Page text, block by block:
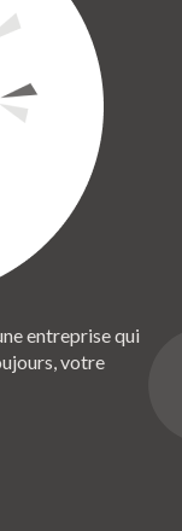
entreprise qui
votre